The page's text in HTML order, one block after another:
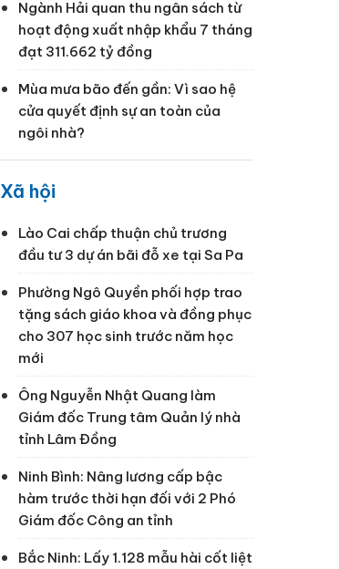
Ngành Hải quan thu ngân sách từ
hoạt động xuất nhập khẩu 7 tháng
đạt 311.662 tỷ đồng
Mùa mưa bão đến gần: Vì sao hệ
cửa quyết định sự an toàn của
ngôi nhà?
Xã hội
Lào Cai chấp thuận chủ trương
đầu tư 3 dự án bãi đỗ xe tại Sa Pa
Phường Ngô Quyền phối hợp trao
tặng sách giáo khoa và đồng phục
cho 307 học sinh trước năm học
mới
Ông Nguyễn Nhật Quang làm
Giám đốc Trung tâm Quản lý nhà
tỉnh Lâm Đồng
Ninh Bình: Nâng lương cấp bậc
hàm trước thời hạn đối với 2 Phó
Giám đốc Công an tỉnh
Bắc Ninh: Lấy 1.128 mẫu hài cốt liệt